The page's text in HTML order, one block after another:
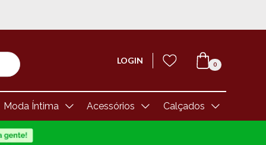
LOGIN 0
Moda Íntima Acessórios Calçados